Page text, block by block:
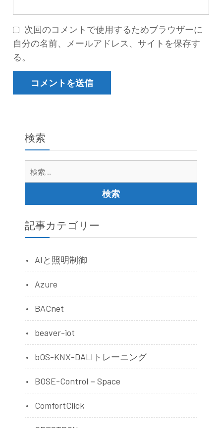
次回のコメントで使用するためブラウザーに
自分の名前、メールアドレス、サイトを保存す
る。
検索
記事カテゴリー
AIと照明制御
Azure
BACnet
beaver-iot
bOS-KNX-DALIトレーニング
BOSE-Control－Space
ComfortClick